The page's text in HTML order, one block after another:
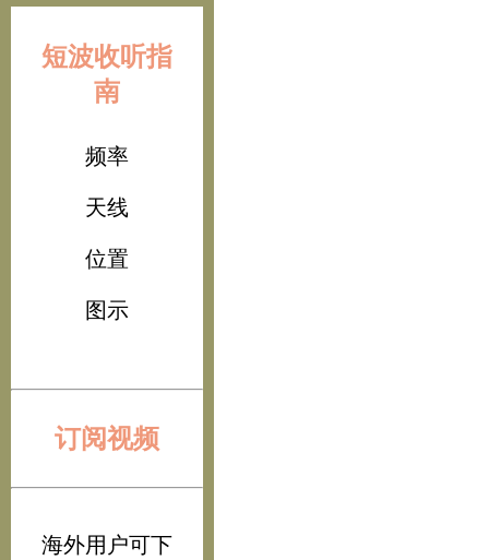
短波收听指
南
频率
天线
位置
图示
订阅视频
海外用户可下